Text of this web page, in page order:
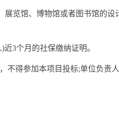
览馆、博物馆或者图书馆的设
3个月的社保缴纳证明。
得参加本项目投标;单位负责